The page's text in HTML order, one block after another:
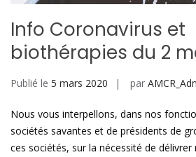
Info Coronavirus et
biothérapies du 2
Publié le 5 mars 2020 par
Nous vous interpellons, dans nos
sociétés savantes et de présidents de
ces sociétés, sur la nécessité de